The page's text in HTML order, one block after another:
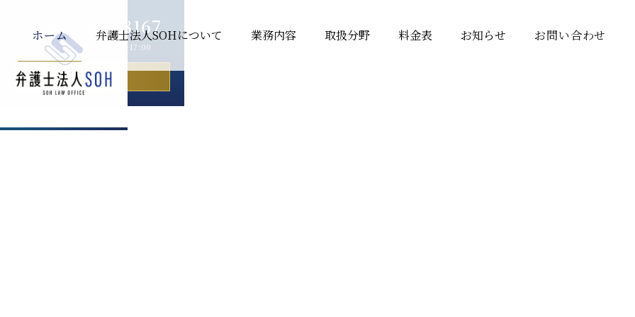
ホーム 弁護士法人SOHについて 業務内容 取扱分野 料金表 お知らせ お問い合わせ
089-993-8167
［受付時間］平日 9:00〜17:00
お問い合わせ